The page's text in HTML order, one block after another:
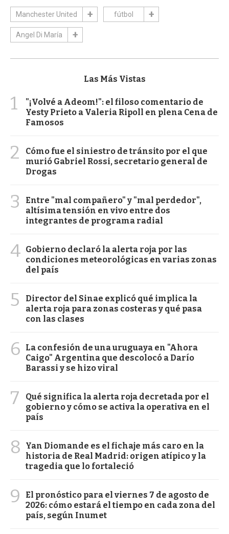
Manchester United fútbol
Angel Di María
Las Más Vistas
1
"¡Volvé a Adeom!": el filoso comentario de
Yesty Prieto a Valeria Ripoll en plena Cena de
Famosos
2
Cómo fue el siniestro de tránsito por el que
murió Gabriel Rossi, secretario general de
Drogas
3
Entre "mal compañero" y "mal perdedor",
altísima tensión en vivo entre dos
integrantes de programa radial
4 Gobierno declaró la alerta roja por las
condiciones meteorológicas en varias zonas
del país
5
Director del Sinae explicó qué implica la
alerta roja para zonas costeras y qué pasa
con las clases
6
La confesión de una uruguaya en "Ahora
Caigo" Argentina que descolocó a Darío
Barassi y se hizo viral
7
Qué significa la alerta roja decretada por el
gobierno y cómo se activa la operativa en el
país
8
Yan Diomande es el fichaje más caro en la
historia de Real Madrid: origen atípico y la
tragedia que lo fortaleció
9
El pronóstico para el viernes 7 de agosto de
2026: cómo estará el tiempo en cada zona del
país, según Inumet